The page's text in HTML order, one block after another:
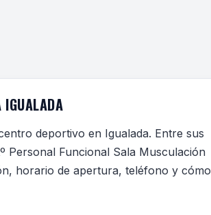
IGUALADA
deportivo en Igualada. Entre sus
Personal Funcional Sala Musculación
horario de apertura, teléfono y cómo